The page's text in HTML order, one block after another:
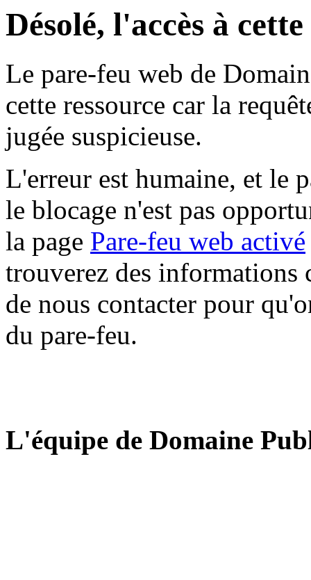
Désolé, l'accès à
Le pare-feu web de
cette ressource car la
jugée suspicieuse.
L'erreur est humaine, et le
le blocage n'est pas
la page Pare-feu web activé
trouverez des informations
de nous contacter pour
du pare-feu.
L'équipe de Domaine